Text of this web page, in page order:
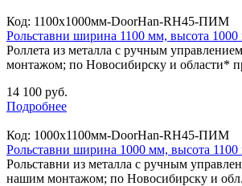
Код: 1100х1000мм-DoorHan-RH45-ПИМ
Рольставни ширина 1100 мм, высота 1000
Роллета из металла с ручным
монтажом; по Новосибирску и области*
14 100 руб.
Подробнее
Код: 1000х1100мм-DoorHan-RH45-ПИМ
Рольставни ширина 1000 мм, высота 1100
Рольставни из металла с ручным
нашим монтажом; по Новосибирску и